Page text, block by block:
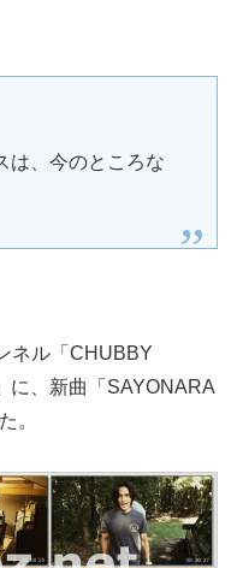
は、今のところな
ネル「CHUBBY
に、新曲「SAYONARA
。